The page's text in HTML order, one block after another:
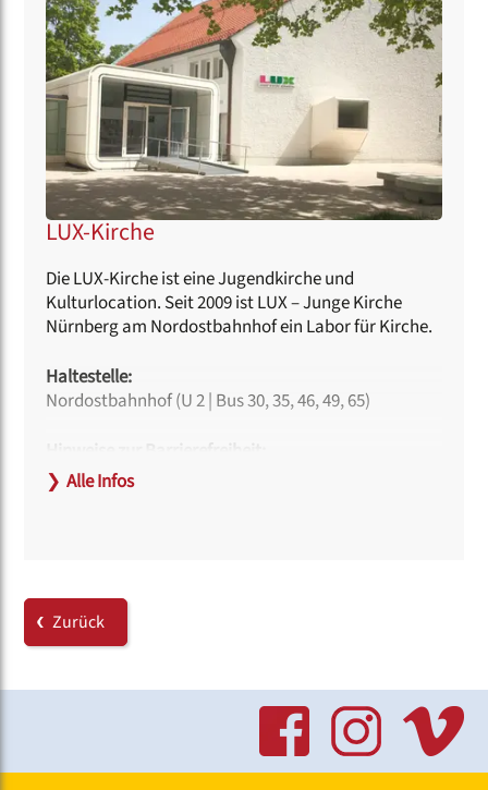
LUX-Kirche
Die LUX-Kirche ist eine Jugendkirche und
Kulturlocation. Seit 2009 ist LUX – Junge Kirche
Nürnberg am Nordostbahnhof ein Labor für Kirche.
Haltestelle:
Nordostbahnhof (U 2 | Bus 30, 35, 46, 49, 65)
Am Haupteingang und an der Bühne ermöglichen
Rampen die Nutzung mit Rollstuhl.
www.lux-jungekirche.de
❯ Alle Infos
Zurück